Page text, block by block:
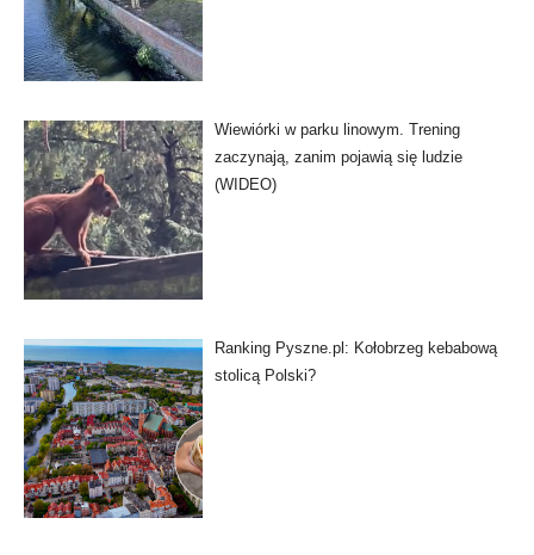
Wiewiórki w parku linowym. Trening
zaczynają, zanim pojawią się ludzie
(WIDEO)
Ranking Pyszne.pl: Kołobrzeg kebabową
stolicą Polski?